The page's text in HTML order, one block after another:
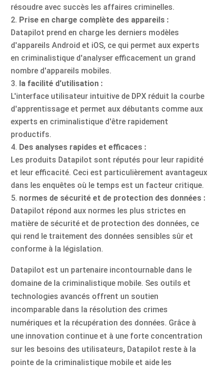
résoudre avec succès les affaires criminelles.
Prise en charge complète des appareils :
Datapilot prend en charge les derniers modèles
d'appareils Android et iOS, ce qui permet aux experts
en criminalistique d'analyser efficacement un grand
nombre d'appareils mobiles.
la facilité d'utilisation :
L'interface utilisateur intuitive de DPX réduit la courbe
d'apprentissage et permet aux débutants comme aux
experts en criminalistique d'être rapidement
productifs.
Des analyses rapides et efficaces :
Les produits Datapilot sont réputés pour leur rapidité
et leur efficacité. Ceci est particulièrement avantageux
dans les enquêtes où le temps est un facteur critique.
normes de sécurité et de protection des données :
Datapilot répond aux normes les plus strictes en
matière de sécurité et de protection des données, ce
qui rend le traitement des données sensibles sûr et
conforme à la législation.
Datapilot est un partenaire incontournable dans le
domaine de la criminalistique mobile. Ses outils et
technologies avancés offrent un soutien
incomparable dans la résolution des crimes
numériques et la récupération des données. Grâce à
une innovation continue et à une forte concentration
sur les besoins des utilisateurs, Datapilot reste à la
pointe de la criminalistique mobile et aide les